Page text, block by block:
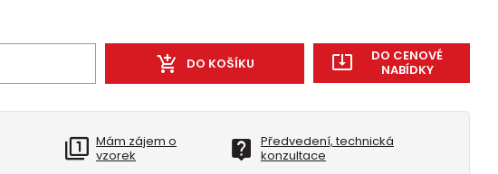
DO KOŠÍKU
DO CENOVÉ
NABÍDKY
Mám zájem o
vzorek
Předvedení, technická
konzultace